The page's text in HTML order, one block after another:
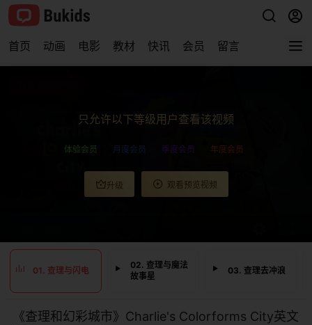
首页 动画 电影 教材 快讯 会员 留言
只允许以下等级用户查看该视频
体验会员 月度会员 季度会员 年度会员
升级 观看预览视频
01. 查理与闪电
02. 查理与魔法
故事星
03. 查理去冲浪
《查理和幻彩城市》Charlie's Colorforms City英文